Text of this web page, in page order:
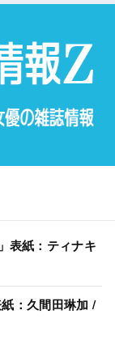
表紙：ティナキ
：久間田琳加 /